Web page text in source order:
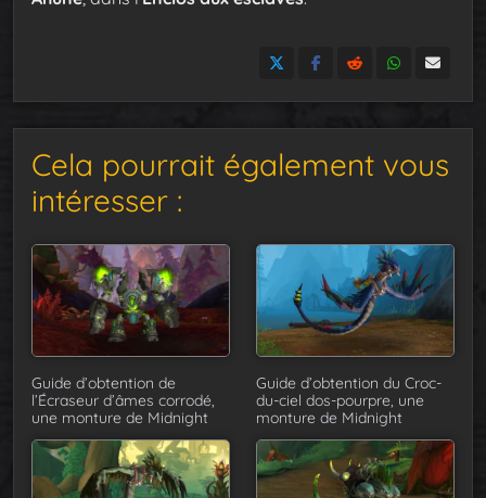
Cela pourrait également vous
intéresser :
Guide d’obtention de
l’Écraseur d’âmes corrodé,
une monture de Midnight
Guide d’obtention du Croc-
du-ciel dos-pourpre, une
monture de Midnight